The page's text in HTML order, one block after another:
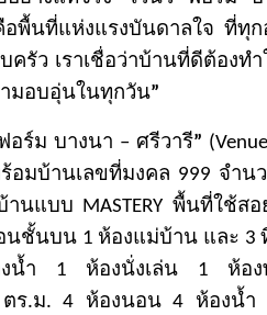
พื้นที่แห่งแรงบันดาลใจ ที่ทุก
ครัว เราเชื่อว่าบ้านที่ดีต้องทำ
มอบอุ่นในทุกวัน”
อร์ม บางนา – ศรีวารี”
อมบ้านเลขที่มงคล 999 จำนว
านแบบ MASTERY พื้นที่ใช้สอ
นชั้นบน 1 ห้องแม่บ้าน และ 3
งน้ำ 1 ห้องนั่งเล่น 1 ห้อง
ตร.ม.4 ห้องนอน4 ห้องน้ำ